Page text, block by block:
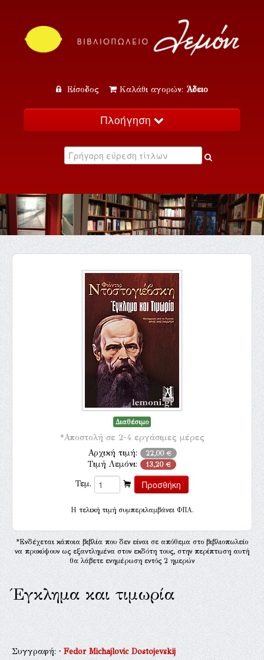
Είσοδος Καλάθι αγορών: Άδειο
Πλοήγηση
Κατάλογος
Εκδηλώσεις
Επικοινωνία
Διαθέσιμο
*Αποστολή σε 2-4 εργάσιμες μέρες
Αρχική τιμή: 22,00 €
Τιμή Λεμόνι: 13,20 €
Τεμ.
H τελική τιμή συμπεριλαμβάνει ΦΠΑ.
*Ενδέχεται κάποια βιβλία που δεν είναι σε απόθεμα στο βιβλιοπωλείο
να προκύψουν ως εξαντλημένα στον εκδότη τους, στην περίπτωση αυτή
θα λάβετε ενημέρωση εντός 2 ημερών
Έγκλημα και τιμωρία
Συγγραφή:·Fedor Michajlovic Dostojevskij